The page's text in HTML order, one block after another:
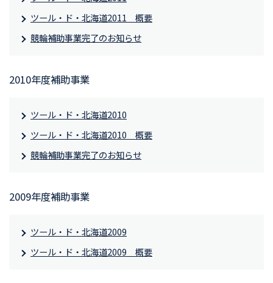
ツール・ド・北海道2011 概要
競輪補助事業完了のお知らせ
2010年度補助事業
ツール・ド・北海道2010
ツール・ド・北海道2010 概要
競輪補助事業完了のお知らせ
2009年度補助事業
ツール・ド・北海道2009
ツール・ド・北海道2009 概要